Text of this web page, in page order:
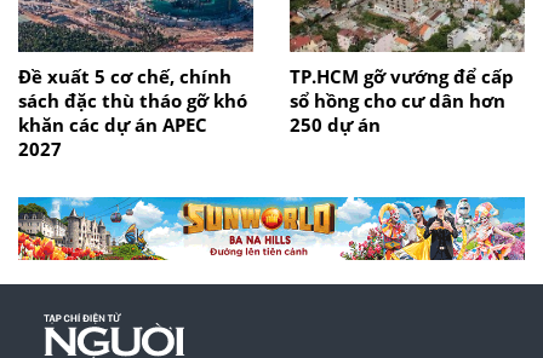
Đề xuất 5 cơ chế, chính
sách đặc thù tháo gỡ khó
khăn các dự án APEC
2027
TP.HCM gỡ vướng để cấp
sổ hồng cho cư dân hơn
250 dự án